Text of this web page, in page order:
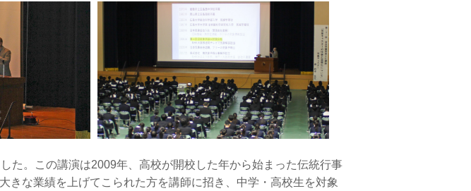
た。この講演は2009年、高校が開校した年から始まった伝統行事
きな業績を上げてこられた方を講師に招き、中学・高校生を対象